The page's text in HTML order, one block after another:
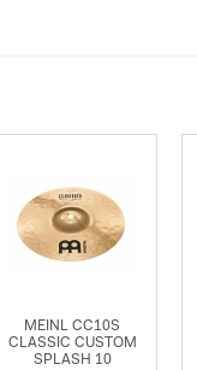
MEINL CC10S
CLASSIC CUSTOM
SPLASH 10